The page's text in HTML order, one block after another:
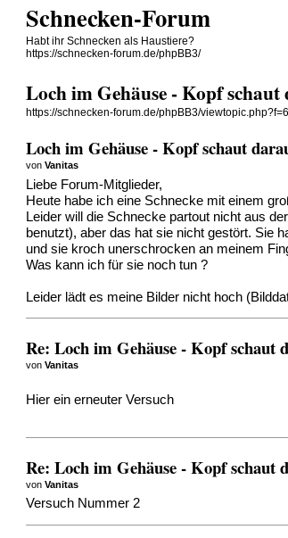
Schnecken-Forum
Habt ihr Schnecken als Haustiere?
https://schnecken-forum.de/phpBB3/
Loch im Gehäuse - Kopf
https://schnecken-forum.de/phpBB3/
Loch im Gehäuse - Kopf schaut
vonVanitas
Liebe Forum-Mitglieder,
Heute habe ich eine Schnecke mit einem
Leider will die Schnecke partout nicht aus
benutzt), aber das hat sie nicht gestört. Sie
und sie kroch unerschrocken an meinem
Was kann ich für sie noch tun ?
Leider lädt es meine Bilder nicht hoch
Re: Loch im Gehäuse - Kopf schaut
vonVanitas
Hier ein erneuter Versuch
Re: Loch im Gehäuse - Kopf schaut
vonVanitas
Versuch Nummer 2